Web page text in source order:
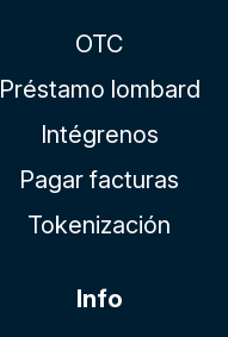
OTC
Préstamo lombard
Intégrenos
Pagar facturas
Tokenización
Info